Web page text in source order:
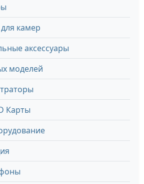
камер
аксессуары
моделей
Карты